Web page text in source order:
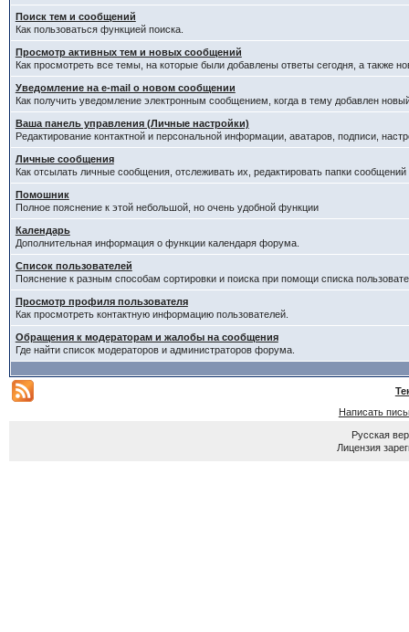
Поиск тем и сообщений
Как пользоваться функцией поиска.
Просмотр активных тем и новых сообщений
Как просмотреть все темы, на которые были добавлены ответы сегодня, а также
Уведомление на е-mail о новом сообщении
Как получить уведомление электронным сообщением, когда в тему добавлен
Ваша панель управления (Личные настройки)
Редактирование контактной и персональной информации, аватаров, подписи,
Личные сообщения
Как отсылать личные сообщения, отслеживать их, редактировать папки
Помошник
Полное пояснение к этой небольшой, но очень удобной функции
Календарь
Дополнительная информация о функции календаря форума.
Список пользователей
Пояснение к разным способам сортировки и поиска при помощи списка
Просмотр профиля пользователя
Как просмотреть контактную информацию пользователей.
Обращения к модераторам и жалобы на сообщения
Где найти список модераторов и администраторов форума.
Написать
Русская
Лицензия